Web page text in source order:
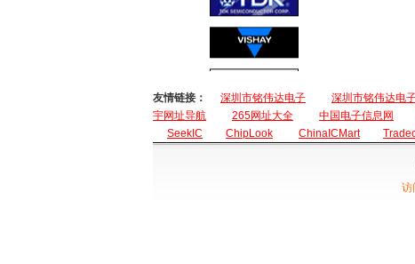
友情链接： 深圳市铭伟达电子 深圳市铭伟达电
宇网址导航
265网址大全 中国电子信息网
SeekIC
ChipLook ChinaICMart
访